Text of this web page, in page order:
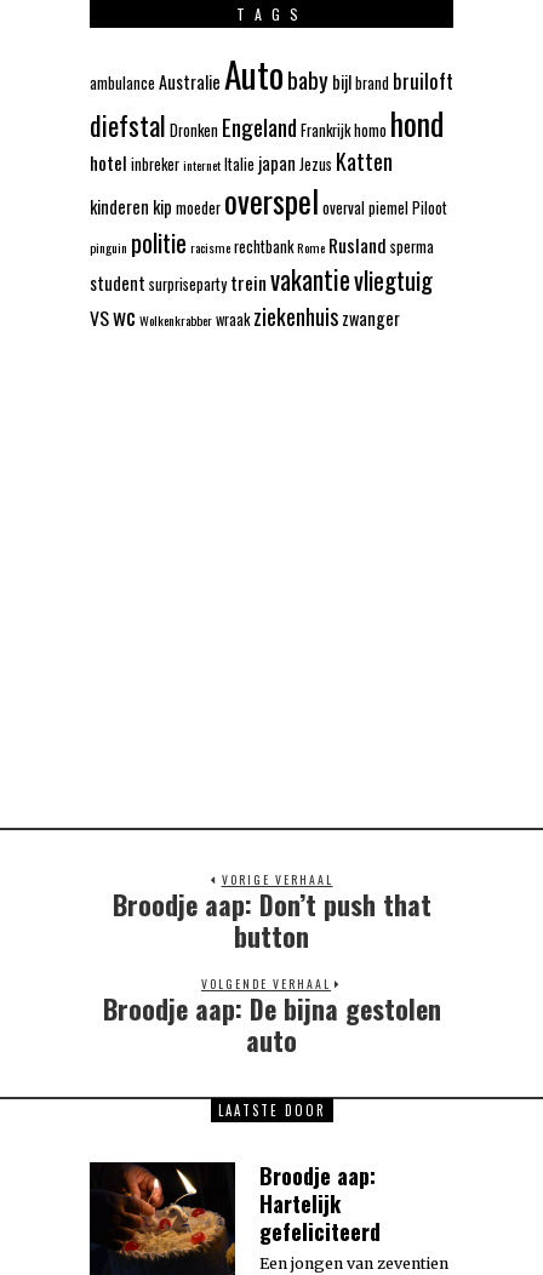
TAGS
ambulance AustralieAutobabybijlbrand bruiloft
diefstal Dronken Engeland Frankrijkhomo hond
hotel inbrekerinternetItalie japan Jezus Katten
kinderen kip moeder overspel overvalpiemelPiloot
pinguin politie racismerechtbankRome Rusland sperma
student surpriseparty treinvakantievliegtuig
VSwc Wolkenkrabberwraak ziekenhuiszwanger
VORIGE VERHAAL
Previous
post:
Broodje aap: Don’t push that
button
VOLGENDE VERHAAL
Next
post:
Broodje aap: De bijna gestolen
auto
LAATSTE DOOR
Broodje aap:
Hartelijk
gefeliciteerd
Een jongen van zeventien